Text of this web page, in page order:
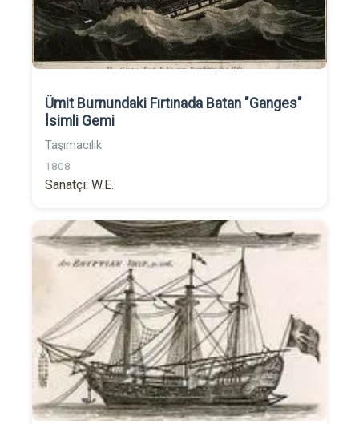
Ümit Burnundaki Fırtınada Batan "Ganges"
İsimli Gemi
Taşımacılık
1808
Sanatçı: W.E.